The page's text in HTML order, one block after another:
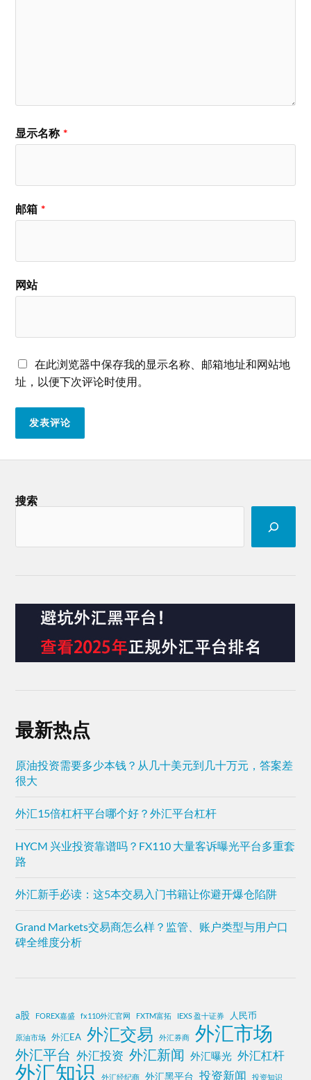
显示名称 *
邮箱 *
网站
在此浏览器中保存我的显示名称、邮箱地址和网站地
址，以便下次评论时使用。
搜索
最新热点
原油投资需要多少本钱？从几十美元到几十万元，答案差
很大
外汇15倍杠杆平台哪个好？外汇平台杠杆
HYCM 兴业投资靠谱吗？FX110 大量客诉曝光平台多重套
路
外汇新手必读：这5本交易入门书籍让你避开爆仓陷阱
Grand Markets交易商怎么样？监管、账户类型与用户口
碑全维度分析
a股 FOREX嘉盛 fx110外汇官网 FXTM富拓 IEXS 盈十证券 人民币
原油市场 外汇EA 外汇交易 外汇券商 外汇市场
外汇平台 外汇投资 外汇新闻 外汇曝光 外汇杠杆
外汇知识 外汇经纪商 外汇黑平台 投资新闻 投资知识